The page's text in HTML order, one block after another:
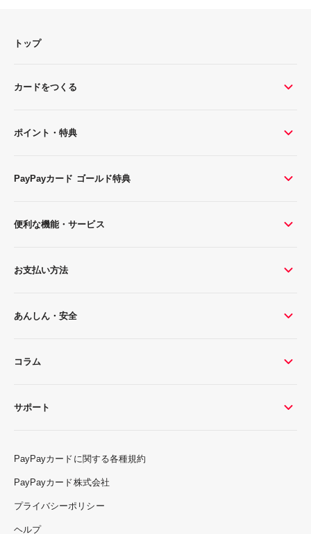
トップ
カードをつくる
ポイント・特典
PayPayカード ゴールド特典
便利な機能・サービス
お支払い方法
あんしん・安全
コラム
サポート
PayPayカードに関する各種規約
PayPayカード株式会社
プライバシーポリシー
ヘルプ